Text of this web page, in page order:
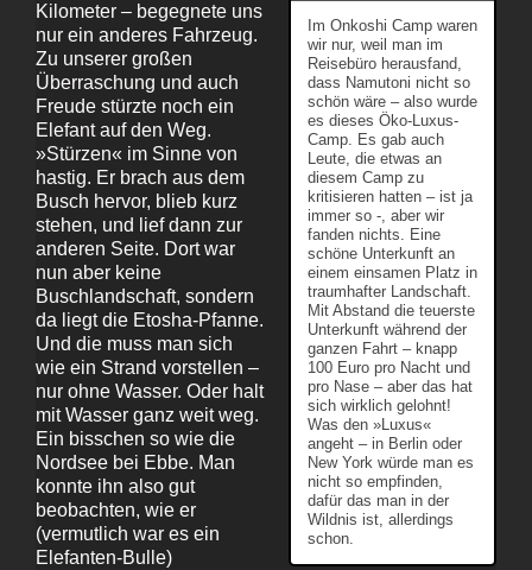
Im Onkoshi Camp waren
wir nur, weil man im
Reisebüro herausfand,
dass Namutoni nicht so
schön wäre – also wurde
es dieses Öko-Luxus-
Camp. Es gab auch
Leute, die etwas an
diesem Camp zu
kritisieren hatten – ist ja
immer so -, aber wir
fanden nichts. Eine
schöne Unterkunft an
einem einsamen Platz in
traumhafter Landschaft.
Mit Abstand die teuerste
Unterkunft während der
ganzen Fahrt – knapp
100 Euro pro Nacht und
pro Nase – aber das hat
sich wirklich gelohnt!
Was den »Luxus«
angeht – in Berlin oder
New York würde man es
nicht so empfinden,
dafür das man in der
Wildnis ist, allerdings
schon.
Kilometer – begegnete uns
nur ein anderes Fahrzeug.
Zu unserer großen
Überraschung und auch
Freude stürzte noch ein
Elefant auf den Weg.
»Stürzen« im Sinne von
hastig. Er brach aus dem
Busch hervor, blieb kurz
stehen, und lief dann zur
anderen Seite. Dort war
nun aber keine
Buschlandschaft, sondern
da liegt die Etosha-Pfanne.
Und die muss man sich
wie ein Strand vorstellen –
nur ohne Wasser. Oder halt
mit Wasser ganz weit weg.
Ein bisschen so wie die
Nordsee bei Ebbe. Man
konnte ihn also gut
beobachten, wie er
(vermutlich war es ein
Elefanten-Bulle)